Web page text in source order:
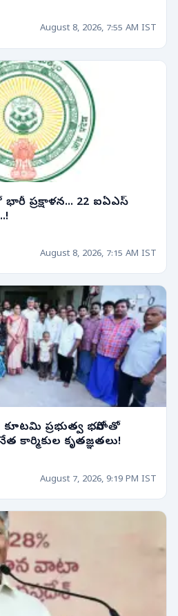
August 8, 2026, 7:55 AM IST
ప్రక్షాళన... 22 ఐఏఎస్
August 8, 2026, 7:15 AM IST
కూటమి ప్రభుత్వ భరోసాతో
కార్మికుల కృతజ్ఞతలు!
August 7, 2026, 9:19 PM IST